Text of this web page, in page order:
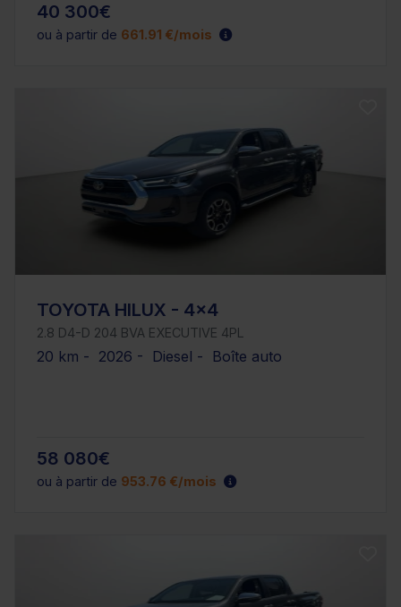
40 300€
ou à partir de 661.91 €/mois
TOYOTA HILUX - 4x4
2.8 D4-D 204 BVA EXECUTIVE 4PL
20 km - 2026 - Diesel - Boîte auto
58 080€
ou à partir de 953.76 €/mois